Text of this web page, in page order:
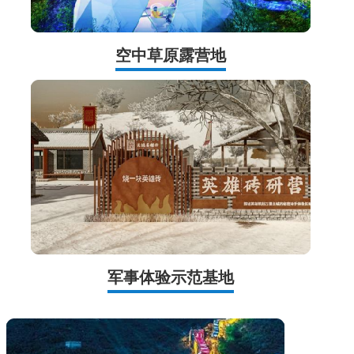
空中草原露营地
军事体验示范基地